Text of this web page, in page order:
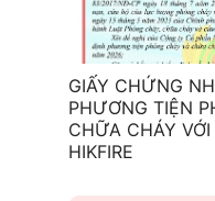
GIẤY CHỨNG
PHƯƠNG TIỆN
CHỮA CHÁY
HIKFIRE